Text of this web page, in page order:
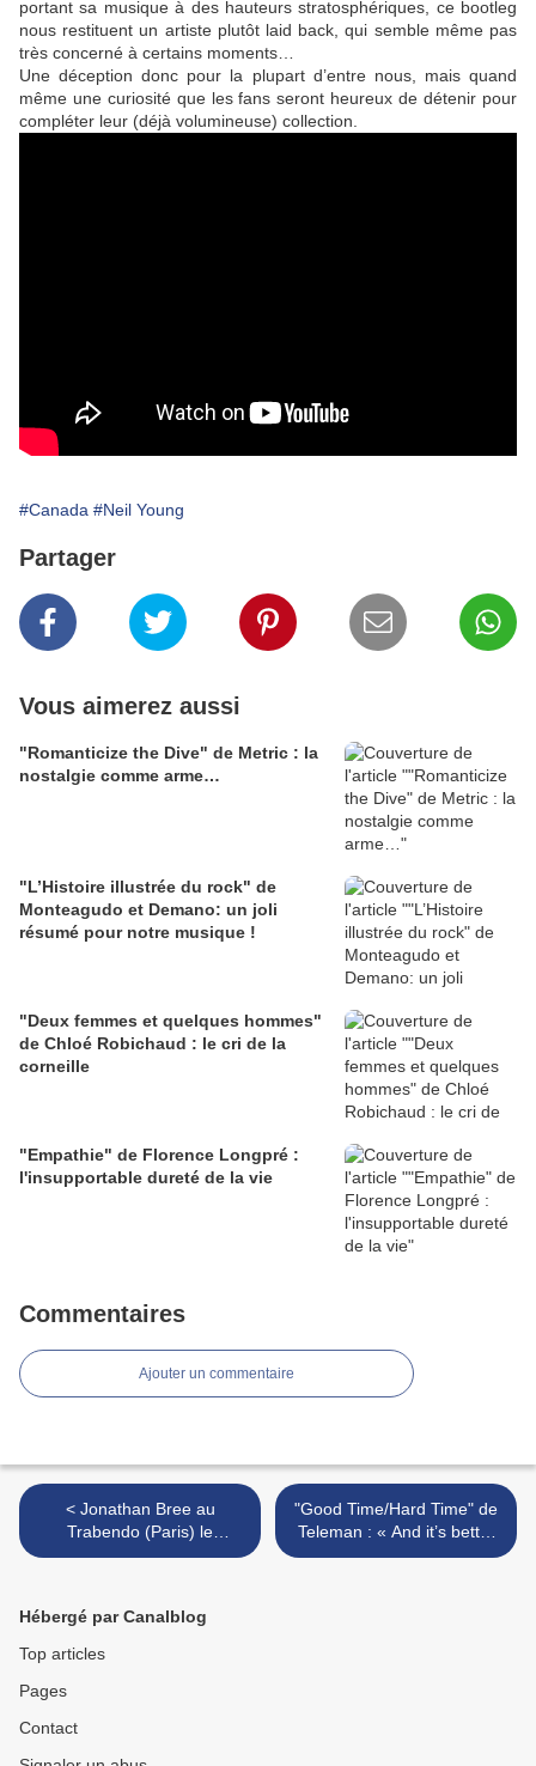
portant sa musique à des hauteurs stratosphériques, ce bootleg
nous restituent un artiste plutôt laid back, qui semble même pas
très concerné à certains moments…
Une déception donc pour la plupart d’entre nous, mais quand
même une curiosité que les fans seront heureux de détenir pour
compléter leur (déjà volumineuse) collection.
#Canada #Neil Young
Partager
Vous aimerez aussi
"Romanticize the Dive" de Metric : la
nostalgie comme arme…
"L’Histoire illustrée du rock" de
Monteagudo et Demano: un joli
résumé pour notre musique !
"Deux femmes et quelques hommes"
de Chloé Robichaud : le cri de la
corneille
"Empathie" de Florence Longpré :
l'insupportable dureté de la vie
Commentaires
Ajouter un commentaire
< Jonathan Bree au
Trabendo (Paris) le
mercredi 19 avril
"Good Time/Hard Time" de
Teleman : « And it’s better
to be loved than lo-lo-
Hébergé par Canalblog
Top articles
Pages
Contact